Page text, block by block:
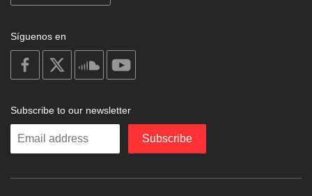
Síguenos en
on
facebook
soundcloud
Subscribe to our newsletter
Enter
Subscribe